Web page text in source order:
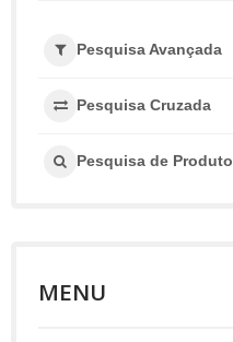
Pesquisa Avançada
Pesquisa Cruzada
Pesquisa de Produto
MENU